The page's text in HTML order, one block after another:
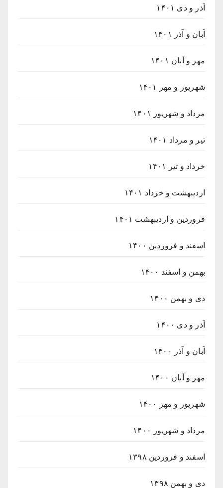
آذر و دی ۱۴۰۱
آبان و آذر ۱۴۰۱
مهر و آبان ۱۴۰۱
شهریور و مهر ۱۴۰۱
مرداد و شهریور ۱۴۰۱
تیر و مرداد ۱۴۰۱
خرداد و تیر ۱۴۰۱
اردیبهشت و خرداد ۱۴۰۱
فروردین و اردیبهشت ۱۴۰۱
اسفند و فروردین ۱۴۰۰
بهمن و اسفند ۱۴۰۰
دی و بهمن ۱۴۰۰
آذر و دی ۱۴۰۰
آبان و آذر ۱۴۰۰
مهر و آبان ۱۴۰۰
شهریور و مهر ۱۴۰۰
مرداد و شهریور ۱۴۰۰
اسفند و فروردین ۱۳۹۸
دی و بهمن ۱۳۹۸